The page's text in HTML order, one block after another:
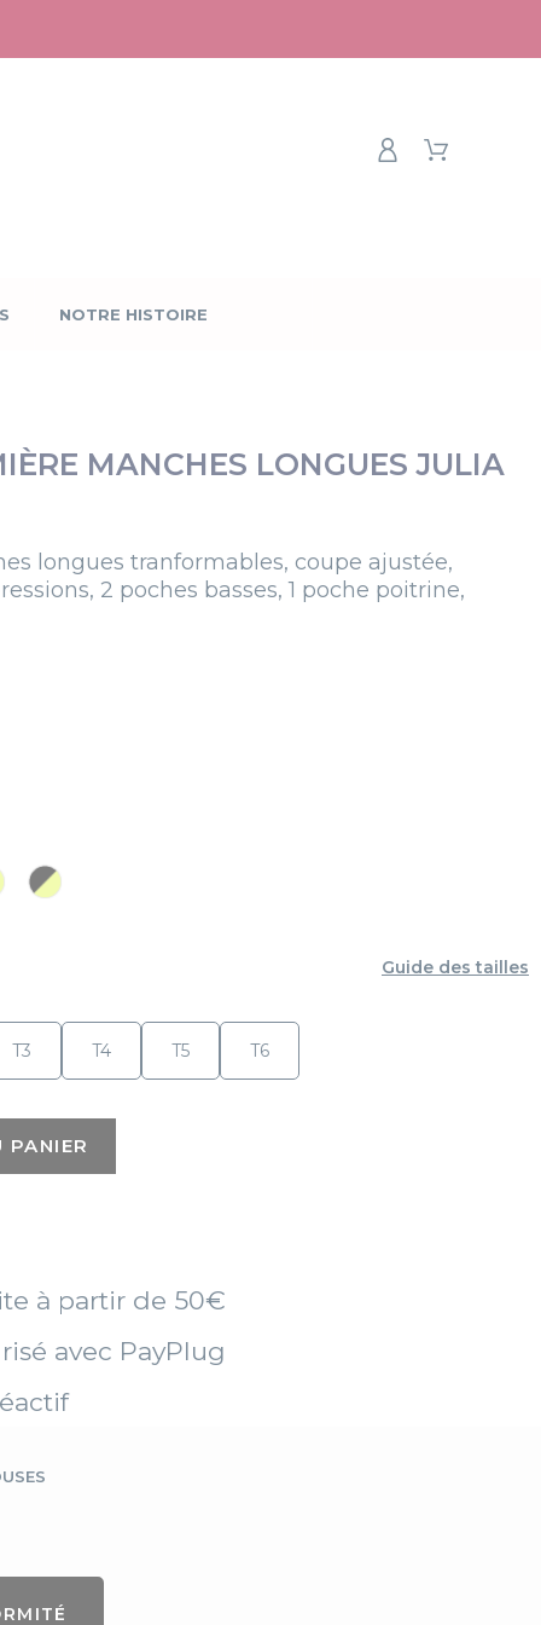
NOTRE HISTOIRE
MANCHES LONGUES JULIA
longues tranformables, coupe ajustée,
2 poches basses, 1 poche poitrine,
PC
Guide des tailles
T3 T4 T5 T6
PANIER
à partir de 50€
avec PayPlug